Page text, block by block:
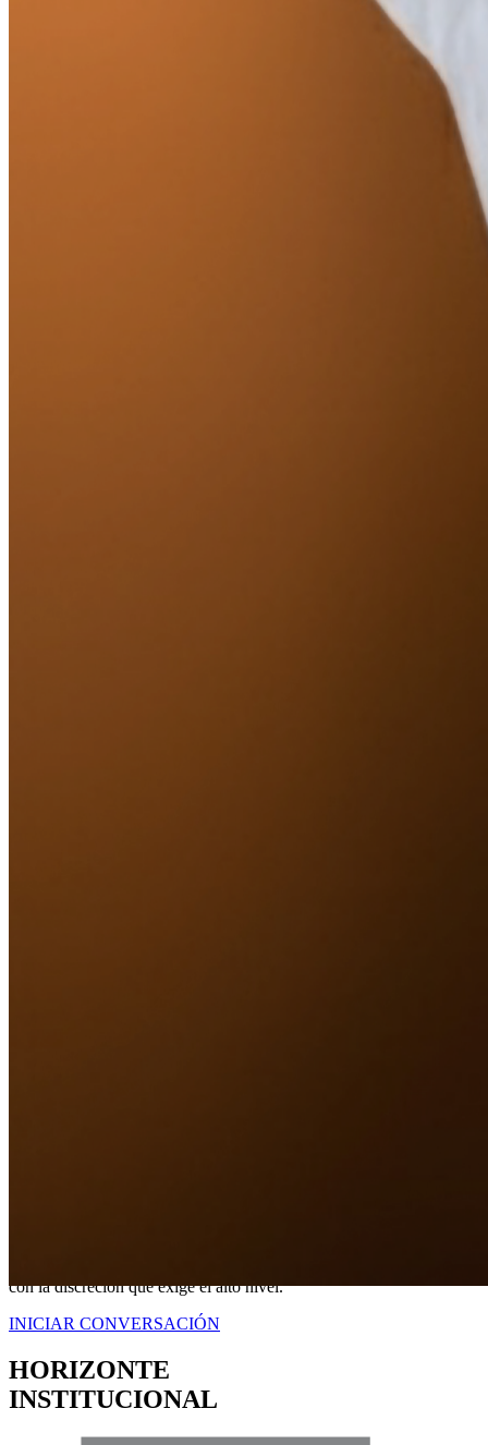
con la discreción que exige el alto nivel.
INICIAR CONVERSACIÓN
HORIZONTE
INSTITUCIONAL